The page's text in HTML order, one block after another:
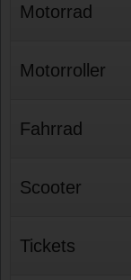
Motorrad
Motorroller
Fahrrad
Scooter
Tickets